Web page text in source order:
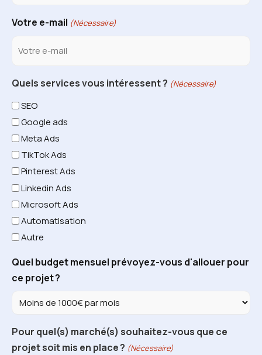
Votre e-mail (Nécessaire)
Quels services vous intéressent ? (Nécessaire)
SEO
Google ads
Meta Ads
TikTok Ads
Pinterest Ads
Linkedin Ads
Microsoft Ads
Automatisation
Autre
Quel budget mensuel prévoyez-vous d'allouer pour
ce projet ?
Pour quel(s) marché(s) souhaitez-vous que ce
projet soit mis en place ? (Nécessaire)